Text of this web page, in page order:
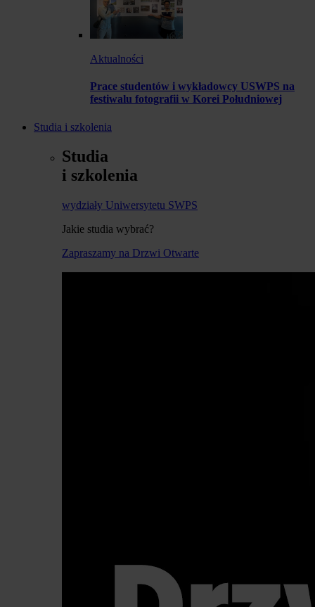
Aktualności
Prace studentów i wykładowcy USWPS na
festiwalu fotografii w Korei Południowej
Studia i szkolenia
Studia
i szkolenia
wydziały Uniwersytetu SWPS
Jakie studia wybrać?
Zapraszamy na Drzwi Otwarte